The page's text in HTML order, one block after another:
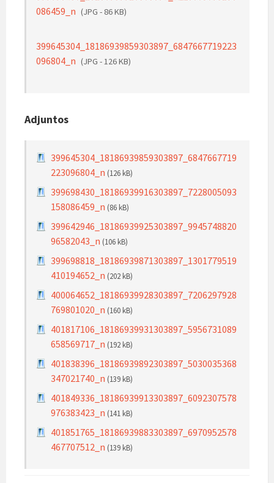
086459_n (JPG - 86 KB)
399645304_18186939859303897_6847667719223
096804_n (JPG - 126 KB)
Adjuntos
399645304_18186939859303897_6847667719
223096804_n (126 kB)
399698430_18186939916303897_7228005093
158086459_n (86 kB)
399642946_18186939925303897_9945748820
96582043_n (106 kB)
399698818_18186939871303897_1301779519
410194652_n (202 kB)
400064652_18186939928303897_7206297928
769801020_n (160 kB)
401817106_18186939931303897_5956731089
658569717_n (192 kB)
401838396_18186939892303897_5030035368
347021740_n (139 kB)
401849336_18186939913303897_6092307578
976383423_n (141 kB)
401851765_18186939883303897_6970952578
467707512_n (139 kB)